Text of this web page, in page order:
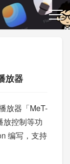
放器
放器「MeT-
放控制等功
编写，支持